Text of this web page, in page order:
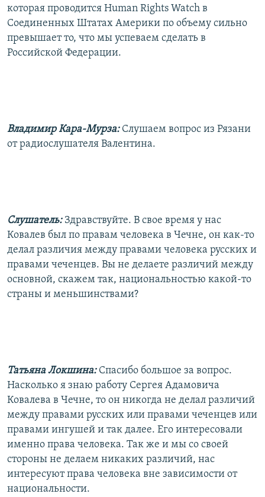
которая проводится Human Rights Watch в
Соединенных Штатах Америки по объему сильно
превышает то, что мы успеваем сделать в
Российской Федерации.
Владимир Кара-Мурза: Слушаем вопрос из Рязани
от радиослушателя Валентина.
Слушатель: Здравствуйте. В свое время у нас
Ковалев был по правам человека в Чечне, он как-то
делал различия между правами человека русских и
правами чеченцев. Вы не делаете различий между
основной, скажем так, национальностью какой-то
страны и меньшинствами?
Татьяна Локшина: Спасибо большое за вопрос.
Насколько я знаю работу Сергея Адамовича
Ковалева в Чечне, то он никогда не делал различий
между правами русских или правами чеченцев или
правами ингушей и так далее. Его интересовали
именно права человека. Так же и мы со своей
стороны не делаем никаких различий, нас
интересуют права человека вне зависимости от
национальности.